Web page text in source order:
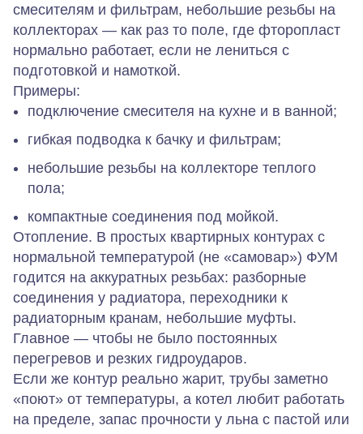
смесителям и фильтрам, небольшие резьбы на
коллекторах — как раз то поле, где фторопласт
нормально работает, если не лениться с
подготовкой и намоткой.
Примеры:
подключение смесителя на кухне и в ванной;
гибкая подводка к бачку и фильтрам;
небольшие резьбы на коллекторе теплого
пола;
компактные соединения под мойкой.
Отопление. В простых квартирных контурах с
нормальной температурой (не «самовар») ФУМ
годится на аккуратных резьбах: разборные
соединения у радиатора, переходники к
радиаторным кранам, небольшие муфты.
Главное — чтобы не было постоянных
перегревов и резких гидроударов.
Если же контур реально жарит, трубы заметно
«поют» от температуры, а котел любит работать
на пределе, запас прочности у льна с пастой или